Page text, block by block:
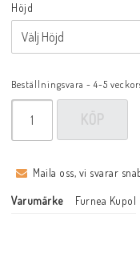
Höjd
Beställningsvara - 4-5
KÖP
Maila oss, vi svarar
Varumärke Furnea Kupol